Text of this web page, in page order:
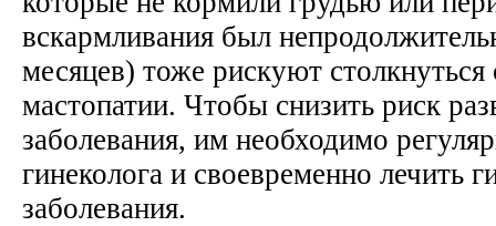
вскармливания был
месяцев) тоже рискуют
мастопатии. Чтобы снизить риск
заболевания, им необходимо
гинеколога и своевременно лечить
заболевания.